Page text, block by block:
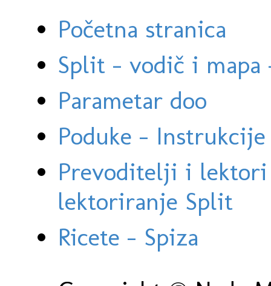
Početna stranica
Split - vodič i
Parametar doo
Poduke -
Prevoditelji i
lektoriranje Split
Ricete - Spiza